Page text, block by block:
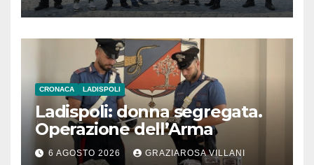
CRONACA LADISPOLI
Ladispoli: donna segregata.
Operazione dell’Arma
6 AGOSTO 2026 GRAZIAROSA VILLANI